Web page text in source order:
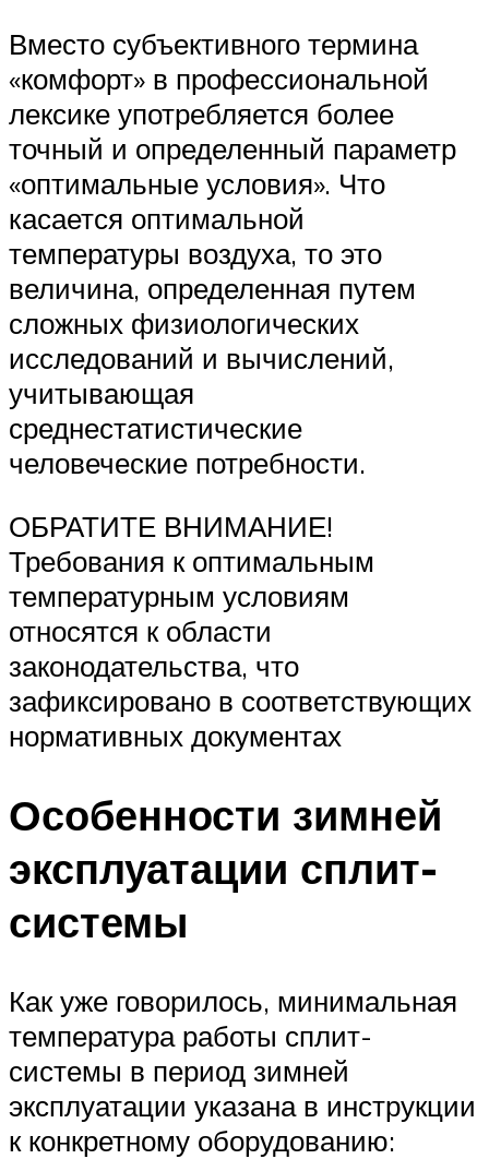
Вместо субъективного термина
«комфорт» в профессиональной
лексике употребляется более
точный и определенный параметр
«оптимальные условия». Что
касается оптимальной
температуры воздуха, то это
величина, определенная путем
сложных физиологических
исследований и вычислений,
учитывающая
среднестатистические
человеческие потребности.
ОБРАТИТЕ ВНИМАНИЕ!
Требования к оптимальным
температурным условиям
относятся к области
законодательства, что
зафиксировано в соответствующих
нормативных документах
Особенности зимней
эксплуатации сплит-
системы
Как уже говорилось, минимальная
температура работы сплит-
системы в период зимней
эксплуатации указана в инструкции
к конкретному оборудованию: